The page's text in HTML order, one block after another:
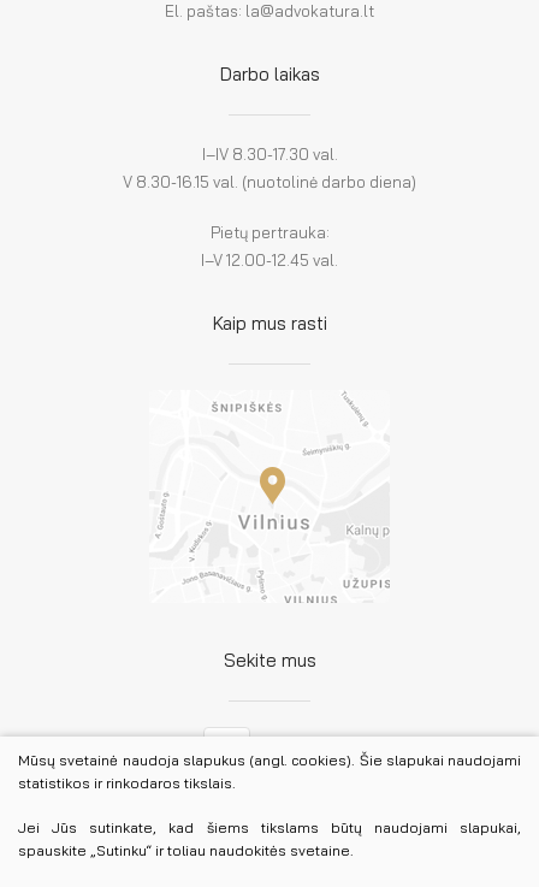
El. paštas: la@advokatura.lt
Darbo laikas
I–IV 8.30-17.30 val.
V 8.30-16.15 val. (nuotolinė darbo diena)
Pietų pertrauka:
I–V 12.00-12.45 val.
Kaip mus rasti
Sekite mus
Mūsų svetainė naudoja slapukus (angl. cookies). Šie slapukai naudojami
statistikos ir rinkodaros tikslais.
Jei Jūs sutinkate, kad šiems tikslams būtų naudojami slapukai,
spauskite „Sutinku“ ir toliau naudokitės svetaine.